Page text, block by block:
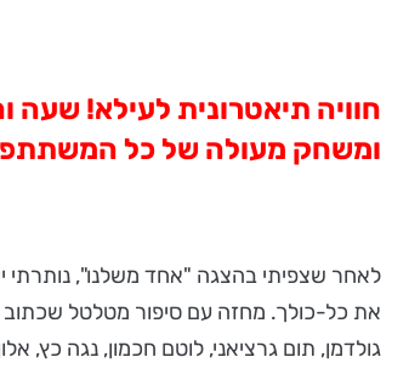
חוויה תיאטרונית לעילא!
ומשחק מעולה של כל
את כל-כולך. מחזה עם סיפור מטלטל שכתוב
גולדמן, תום גרציאני, לוטם חכמון, נגה כץ,